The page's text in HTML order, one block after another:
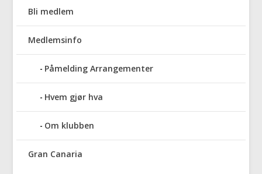
Bli medlem
Medlemsinfo
Påmelding Arrangementer
Hvem gjør hva
Om klubben
Gran Canaria